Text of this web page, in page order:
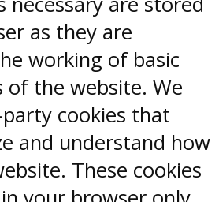
as they are
working of basic
the website. We
cookies that
and understand how
These cookies